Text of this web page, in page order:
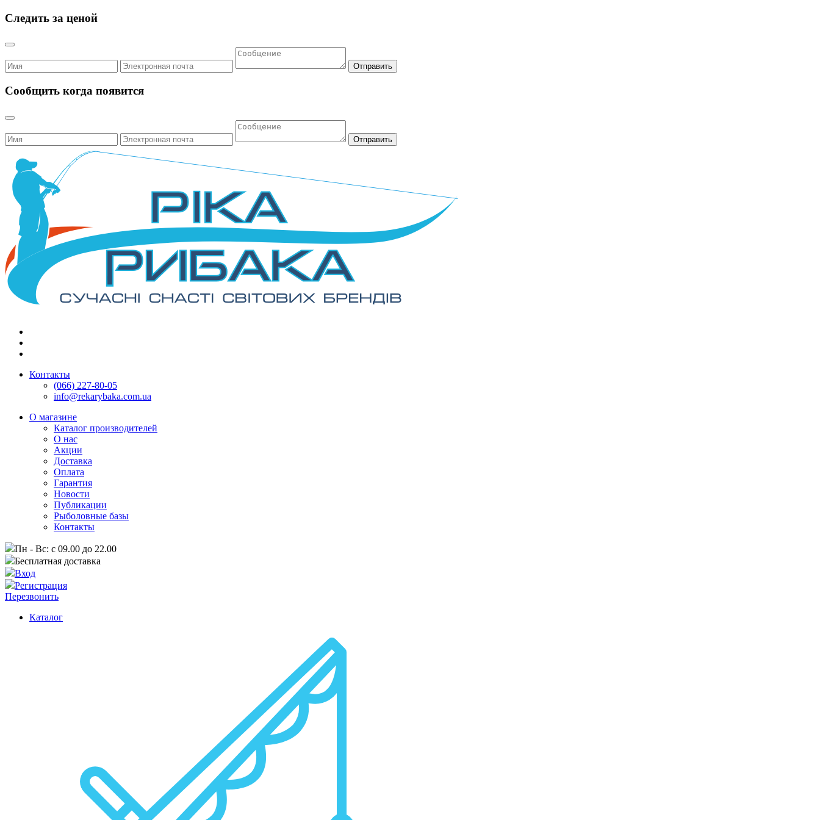
Следить за ценой
Отправить
Сообщить когда появится
Отправить
Контакты
(066) 227-80-05
info@rekarybaka.com.ua
О магазине
Каталог производителей
О нас
Акции
Доставка
Оплата
Гарантия
Новости
Публикации
Рыболовные базы
Контакты
Пн - Вс: с 09.00 до 22.00
Бесплатная доставка
Вход
Регистрация
Перезвонить
Каталог